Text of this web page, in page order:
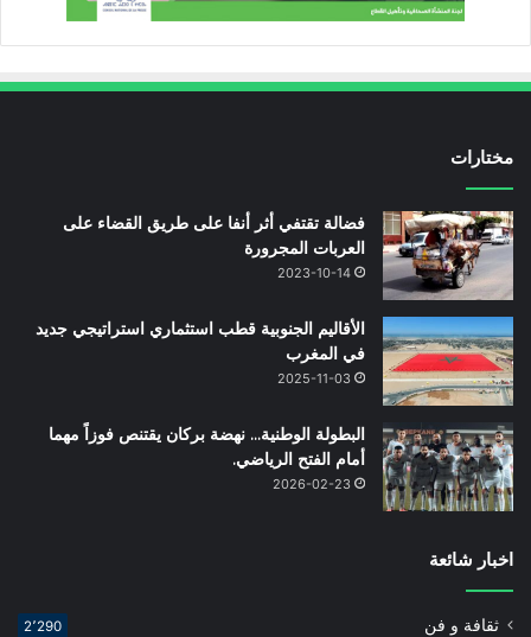
مختارات
فضالة تقتفي أثر أنفا على طريق القضاء على
العربات المجرورة
2023-10-14
الأقاليم الجنوبية قطب استثماري استراتيجي جديد
في المغرب
2025-11-03
البطولة الوطنية… نهضة بركان يقتنص فوزاً مهما
أمام الفتح الرياضي.
2026-02-23
اخبار شائعة
ثقافة و فن 2٬290